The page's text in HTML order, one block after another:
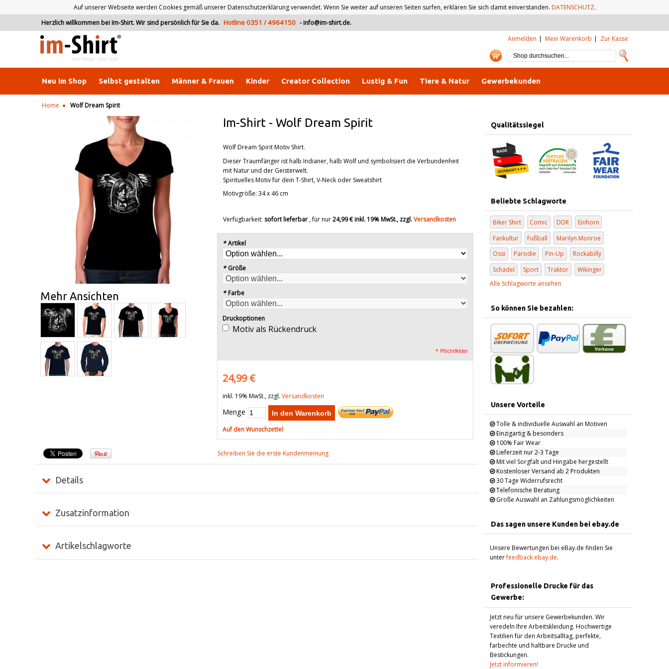
Auf unserer Webseite werden Cookies gemäß unserer Datenschutzerklärung verwendet. Wenn Sie weiter auf unseren Seiten surfen, erklären Sie sich damit einverstanden. DATENSCHUTZ.
Herzlich willkommen bei Im-Shirt. Wir sind persönlich für Sie da. Hotline 0351 / 4964150 - info@im-shirt.de.
Anmelden
Mein Warenkorb Zur Kasse
Neu im Shop Selbst gestalten Männer & Frauen Kinder Creator Collection Lustig & Fun Tiere & Natur Gewerbekunden
Home Wolf Dream Spirit
Im-Shirt -Wolf Dream Spirit
Mehr Ansichten
Wolf Dream Spirit Motiv Shirt.
Dieser Traumfänger ist halb Indianer, halb Wolf und symbolisiert die Verbundenheit
mit Natur und der Geisterwelt.
Spirituelles Motiv für dein T-Shirt, V-Neck oder Sweatshirt
Motivgröße: 34 x 46 cm
Verfügbarkeit:sofort lieferbar , für nur24,99 €inkl. 19% MwSt., zzgl.Versandkosten
* Artikel
* Größe
* Farbe
Druckoptionen
Motiv als Rückendruck
* Pflichtfelder
24,99 €
inkl. 19% MwSt., zzgl.Versandkosten
Menge In den Warenkorb
Auf den Wunschzettel
Schreiben Sie die erste Kundenmeinung
Details
Zusatzinformation
Artikelschlagworte
Qualitätssiegel
Beliebte Schlagworte
Biker Shirt Comic DDR
Einhorn
Fankultur
Fußball
Marilyn Monroe
Ossi
Parodie Pin-Up
Rockabilly
Schädel
Sport Traktor
Wikinger
Alle Schlagworte ansehen
So können Sie bezahlen:
Unsere Vorteile
Tolle & individuelle Auswahl an Motiven
Einzigartig & besonders
100% Fair Wear
Lieferzeit nur 2-3 Tage
Mit viel Sorgfalt und Hingabe hergestellt
Kostenloser Versand ab 2 Produkten
30 Tage Widerrufsrecht
Telefonische Beratung
Große Auswahl an Zahlungsmöglichkeiten
Das sagen unsere Kunden bei ebay.de
Unsere Bewertungen bei eBay.de finden Sie
unterfeedback.ebay.de.
Professionelle Drucke für das
Gewerbe:
Jetzt neu für unsere Gewerbekunden. Wir
veredeln Ihre Arbeitskleidung. Hochwertige
Textilien für den Arbeitsalltag, perfekte,
farbechte und haltbare Drucke und
Bestickungen.
Jetzt informieren!